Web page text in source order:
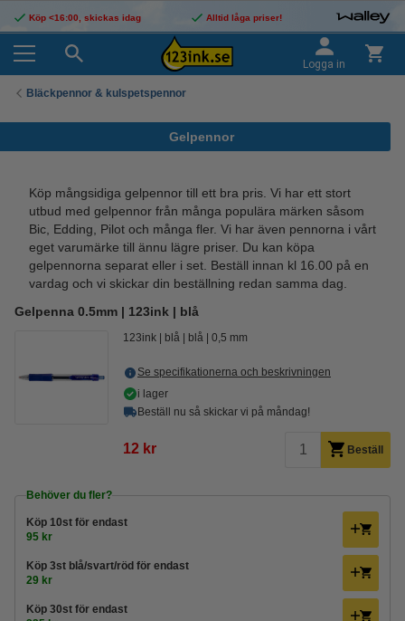
Köp <16:00, skickas idag Alltid låga priser!
Logga in
Bläckpennor & kulspetspennor
Gelpennor
Köp mångsidiga gelpennor till ett bra pris. Vi har ett stort
utbud med gelpennor från många populära märken såsom
Bic, Edding, Pilot och många fler. Vi har även pennorna i vårt
eget varumärke till ännu lägre priser. Du kan köpa
gelpennorna separat eller i set. Beställ innan kl 16.00 på en
vardag och vi skickar din beställning redan samma dag.
Gelpenna 0.5mm | 123ink | blå
123ink blå blå 0,5 mm
Se specifikationerna och beskrivningen
i lager
Beställ nu så skickar vi på måndag!
12 kr Beställ
Behöver du fler?
Köp 10st för endast
95 kr
Köp 3st blå/svart/röd för endast
29 kr
Köp 30st för endast